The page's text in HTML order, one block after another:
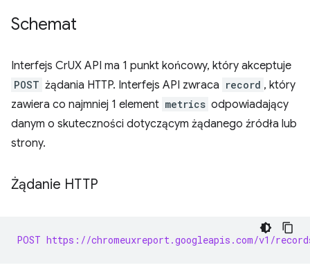
Schemat
Interfejs CrUX API ma 1 punkt końcowy, który akceptuje
POST żądania HTTP. Interfejs API zwraca record , który
zawiera co najmniej 1 element metrics odpowiadający
danym o skuteczności dotyczącym żądanego źródła lub
strony.
Żądanie HTTP
POST https://chromeuxreport.googleapis.com/v1/